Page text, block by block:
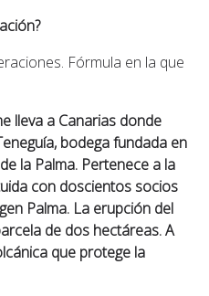
Fórmula en la que
lleva a Canarias donde
bodega fundada en
la Palma. Pertenece a la
con doscientos socios
Palma. La erupción del
de dos hectáreas. A
que protege la